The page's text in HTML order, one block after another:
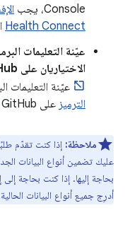
Console، يجب
Health Connect
عيّنة التعليمات
الاختياريان على GitHub:
عيّنة التعليمات
الترميز على GitHub لمساعدتك في البدء.
ملاحظة: إذا كنت تقدّم
عليك تضمين أنواع البيانات
بحاجة إليها. إذا كنت بحاجة
أدرِج جميع أنواع البيانات